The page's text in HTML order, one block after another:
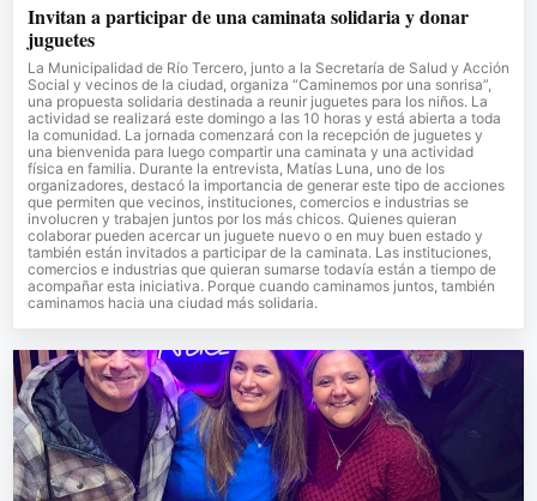
Invitan a participar de una caminata solidaria y donar
juguetes
La Municipalidad de Río Tercero, junto a la Secretaría de Salud y Acción
Social y vecinos de la ciudad, organiza “Caminemos por una sonrisa”,
una propuesta solidaria destinada a reunir juguetes para los niños. La
actividad se realizará este domingo a las 10 horas y está abierta a toda
la comunidad. La jornada comenzará con la recepción de juguetes y
una bienvenida para luego compartir una caminata y una actividad
física en familia. Durante la entrevista, Matías Luna, uno de los
organizadores, destacó la importancia de generar este tipo de acciones
que permiten que vecinos, instituciones, comercios e industrias se
involucren y trabajen juntos por los más chicos. Quienes quieran
colaborar pueden acercar un juguete nuevo o en muy buen estado y
también están invitados a participar de la caminata. Las instituciones,
comercios e industrias que quieran sumarse todavía están a tiempo de
acompañar esta iniciativa. Porque cuando caminamos juntos, también
caminamos hacia una ciudad más solidaria.